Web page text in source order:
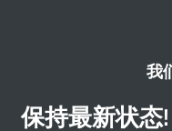
我
保持最新状态